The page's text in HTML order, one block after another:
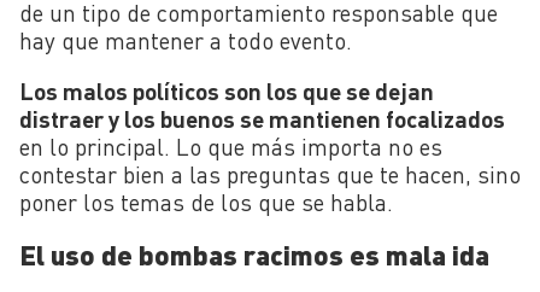
de un tipo de comportamiento responsable que
hay que mantener a todo evento.
Los malos políticos son los que se dejan
distraer y los buenos se mantienen focalizados
en lo principal. Lo que más importa no es
contestar bien a las preguntas que te hacen, sino
poner los temas de los que se habla.
El uso de bombas racimos es mala ida